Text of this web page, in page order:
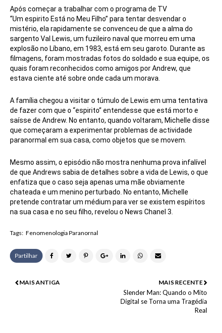
Após começar a trabalhar com o programa de TV
“Um espirito Está no Meu Filho” para tentar desvendar o
mistério, ela rapidamente se convenceu de que a alma do
sargento Val Lewis, um fuzileiro naval que morreu em uma
explosão no Líbano, em 1983, está em seu garoto. Durante as
filmagens, foram mostradas fotos do soldado e sua equipe, os
quais foram reconhecidos como amigos por Andrew, que
estava ciente até sobre onde cada um morava.
A família chegou a visitar o túmulo de Lewis em uma tentativa
de fazer com que o “espirito” entendesse que está morto e
saísse de Andrew. No entanto, quando voltaram, Michelle disse
que começaram a experimentar problemas de actividade
paranormal em sua casa, como objetos que se movem.
Mesmo assim, o episódio não mostra nenhuma prova infalível
de que Andrews sabia de detalhes sobre a vida de Lewis, o que
enfatiza que o caso seja apenas uma mãe obviamente
chateada e um menino perturbado. No entanto, Michelle
pretende contratar um médium para ver se existem espíritos
na sua casa e no seu filho, revelou o News Chanel 3.
Tags: Fenomenologia Paranornal
Partilhar
MAIS RECENTE
Slender Man: Quando o Mito
Digital se Torna uma Tragédia
Real
MAIS ANTIGA